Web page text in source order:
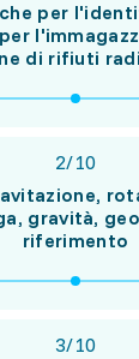
per
di rifiuti
2/10
gravità,
riferimento
3/10